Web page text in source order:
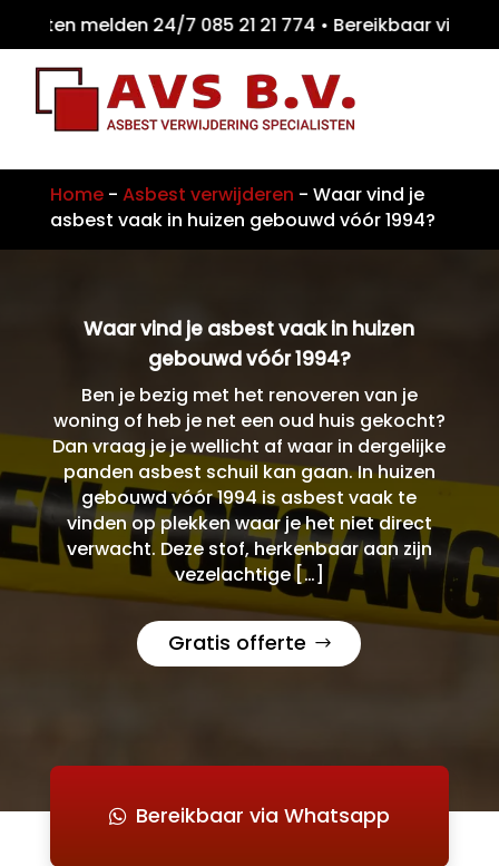
melden 24/7 085 21 21 774 •
Home- Asbest verwijderen - Waar vind je
asbest vaak in huizen gebouwd vóór 1994?
Waar vind je asbest vaak in huizen
gebouwd vóór 1994?
Ben je bezig met het renoveren van je
woning of heb je net een oud huis gekocht?
Dan vraag je je wellicht af waar in dergelijke
panden asbest schuil kan gaan. In huizen
gebouwd vóór 1994 is asbest vaak te
vinden op plekken waar je het niet direct
verwacht. Deze stof, herkenbaar aan zijn
vezelachtige […]
Gratis offerte
Bereikbaar via Whatsapp